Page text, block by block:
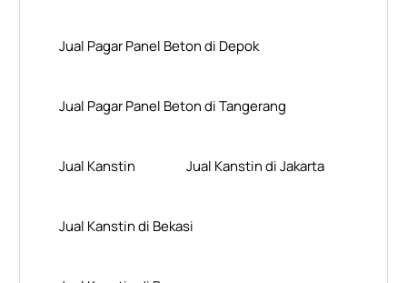
Jual Pagar Panel Beton di Depok
Jual Pagar Panel Beton di Tangerang
Jual Kanstin Jual Kanstin di Jakarta
Jual Kanstin di Bekasi